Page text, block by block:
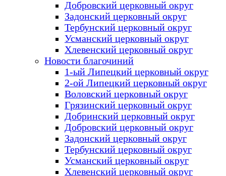
Добровский церковный округ
Задонский церковный округ
Тербунский церковный округ
Усманский церковный округ
Хлевенский церковный округ
Новости благочиний
1-ый Липецкий церковный округ
2-ой Липецкий церковный округ
Воловский церковный округ
Грязинский церковный округ
Добринский церковный округ
Добровский церковный округ
Задонский церковный округ
Тербунский церковный округ
Усманский церковный округ
Хлевенский церковный округ